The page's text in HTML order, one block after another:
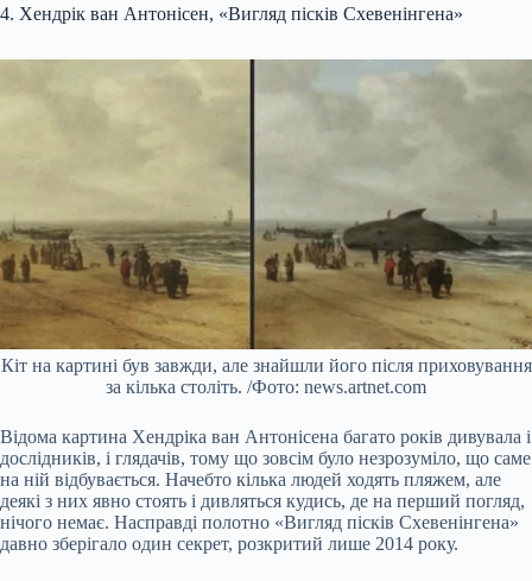
4. Хендрік ван Антонісен, «Вигляд пісків Схевенінгена»
Кіт на картині був завжди, але знайшли його після приховування
за кілька століть. /Фото: news.artnet.com
Відома картина Хендріка ван Антонісена багато років дивувала і
дослідників, і глядачів, тому що зовсім було незрозуміло, що саме
на ній відбувається. Начебто кілька людей ходять пляжем, але
деякі з них явно стоять і дивляться кудись, де на перший погляд,
нічого немає. Насправді полотно «Вигляд пісків Схевенінгена»
давно зберігало один секрет, розкритий лише 2014 року.